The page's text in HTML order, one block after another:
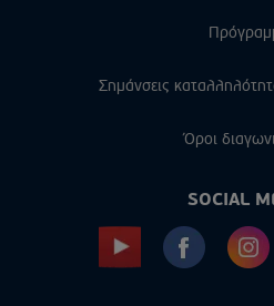
Σημάνσεις
Όροι
SOCIAL